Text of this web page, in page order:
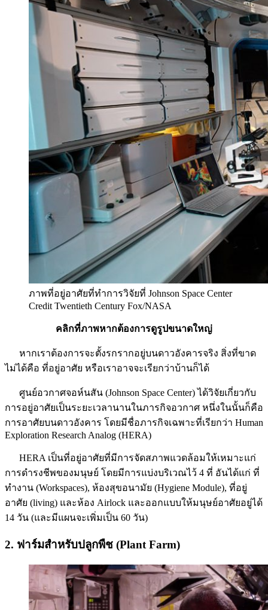
ภาพที่อยู่อาศัยที่ทำการวิจัยที่ Johnson Space Center
Credit Twentieth Century Fox/NASA
คลิกที่ภาพหากต้องการดูรูปขนาดใหญ่
หากเราต้องการจะตั้งรกรากอยู่บนดาวอังคารจริง สิ่งที่ขาด
ไม่ได้คือ ที่อยู่อาศัย หรือเราอาจจะเรียกว่าบ้านก็ได้
ศูนย์อวกาศจอห์นสัน (Johnson Space Center) ได้วิจัยเกี่ยวกับ
การอยู่อาศัยเป็นระยะเวลานานในภารกิจอวกาศ หนึ่งในนั้นก็คือ
การอาศัยบนดาวอังคาร โดยมีชื่อภารกิจเฉพาะที่เรียกว่า Human
Exploration Research Analog (HERA)
HERA เป็นที่อยู่อาศัยที่มีการจัดสภาพแวดล้อมให้เหมาะแก่
การดำรงชีพของมนุษย์ โดยมีการแบ่งบริเวณไว้ 4 ที่ อันได้แก่ ที่
ทำงาน (Workspaces), ห้องสุขอนามัย (Hygiene Module), ที่อยู่
อาศัย (living) และห้อง Airlock และออกแบบให้มนุษย์อาศัยอยู่ได้
14 วัน (และมีแผนจะเพิ่มเป็น 60 วัน)
2. ฟาร์มสำหรับปลูกพืช (Plant Farm)